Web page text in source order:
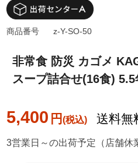
非常食 防災 カゴメ
スープ詰合せ(16食)
5,400 円 送料無
商品番号 z-Y-SO-50
3営業日～の出荷予定（店舗休